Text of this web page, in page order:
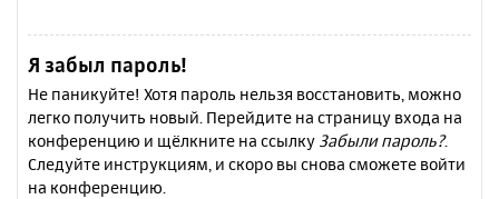
Я забыл пароль!
Не паникуйте! Хотя пароль нельзя восстановить, можно
легко получить новый. Перейдите на страницу входа на
конференцию и щёлкните на ссылку Забыли пароль?.
Следуйте инструкциям, и скоро вы снова сможете войти
на конференцию.